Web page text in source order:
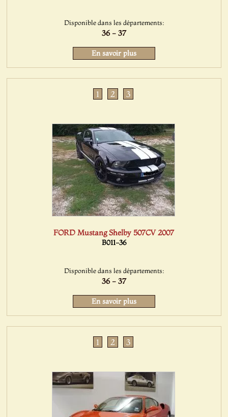
Disponible dans les départements:
36 - 37
En savoir plus
1 2 3
FORD Mustang Shelby 507CV 2007
B011-36
Disponible dans les départements:
36 - 37
En savoir plus
1 2 3